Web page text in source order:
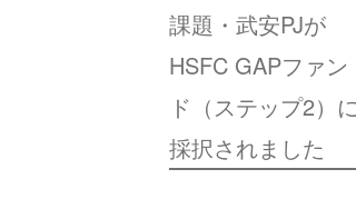
課題・武安PJが
HSFC GAPファン
ド（ステップ2）に
採択されました